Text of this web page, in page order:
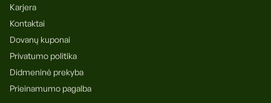
Karjera
Kontaktai
Dovanų kuponai
Privatumo politika
Didmeninė prekyba
Prieinamumo pagalba